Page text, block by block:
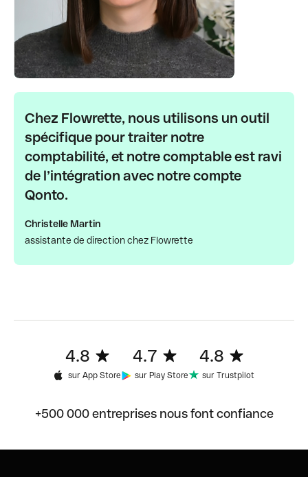
Chez Flowrette, nous utilisons un outil
spécifique pour traiter notre
comptabilité, et notre comptable est ravi
de l’intégration avec notre compte
Qonto.
Christelle Martin
assistante de direction chez Flowrette
4.8
sur App Store
4.7
sur Play Store
4.8
sur Trustpilot
+500 000 entreprises nous font confiance